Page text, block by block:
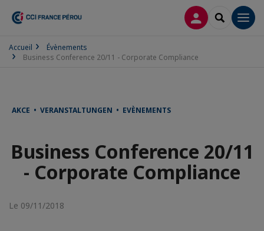
CONNEXION
Accueil
Évènements
Business Conference 20/11 - Corporate Compliance
AKCE • VERANSTALTUNGEN • EVÈNEMENTS
Business Conference 20/11
- Corporate Compliance
Le 09/11/2018